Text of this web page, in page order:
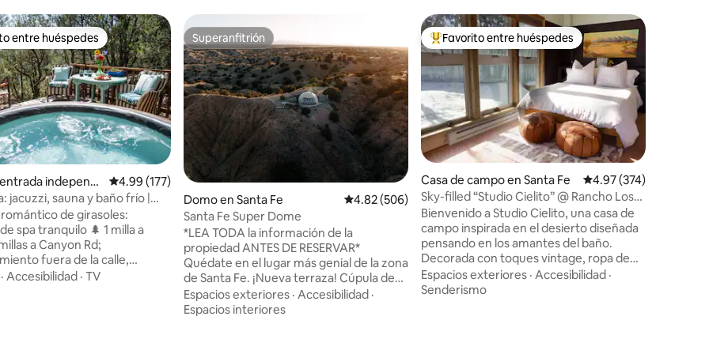
en Favorito entre huéspedes
entre huéspedes
independi
Fe
Calificación promedio: 4.99 de 5; 177 evaluaciones
4.99 (177)
jacuzzi, sauna y baño frío |
romántico de girasoles:
spa tranquilo 🌲 1 milla a
a Canyon Rd;
fuera de la calle,
baño y cocina
· Accesibilidad · TV
Superanfitrión
Superanfitrión
Domo en Santa Fe Calificación promedio: 4.82 de 5; 506 evaluaciones
4.82 (506)
Santa Fe Super Dome
*LEA TODA la información de la
propiedad ANTES DE RESERVAR*
Quédate en el lugar más genial de la zona
de Santa Fe. ¡Nueva terraza! Cúpula de
glamping en 8 acres privados de cañones
antiguos, justo al sur de Santa Fe en la
Espacios exteriores · Accesibilidad ·
Espacios interiores
De los mejores en Favorito entre huéspedes
Favorito entre huéspedes
Casa de campo en Santa Fe Calificación promedio:
4.97 (374)
Sky-filled “Studio Cielito” @ Rancho Los
Sonadores
Bienvenido a Studio Cielito, una casa de
campo inspirada en el desierto diseñada
pensando en los amantes del baño.
Decorada con toques vintage, ropa de
cama de lujo y todo lo necesario para
relajarte y rejuvenecer cerca de las
Espacios exteriores · Accesibilidad ·
Senderismo